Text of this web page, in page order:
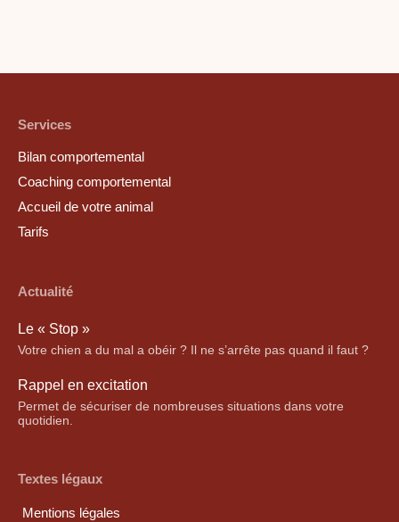
Services
Bilan comportemental
Coaching comportemental
Accueil de votre animal
Tarifs
Actualité
Le « Stop »
Votre chien a du mal a obéir ? Il ne s’arrête pas quand il faut ?
Rappel en excitation
Permet de sécuriser de nombreuses situations dans votre
quotidien.
Textes légaux
Mentions légales